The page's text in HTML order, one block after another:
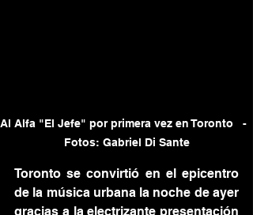
Al Alfa "El Jefe" por primera vez en Toronto   -
Fotos: Gabriel Di Sante
Toronto se convirtió en el epicentro
de la música urbana la noche de ayer
gracias a la electrizante presentación